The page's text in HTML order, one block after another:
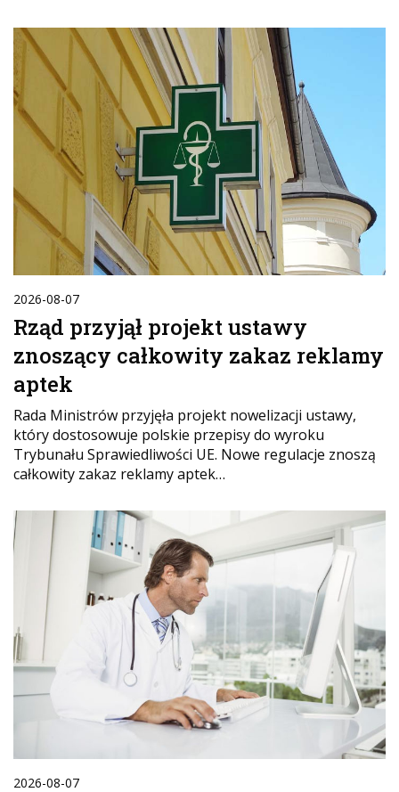
2026-08-07
Rząd przyjął projekt ustawy
znoszący całkowity zakaz reklamy
aptek
Rada Ministrów przyjęła projekt nowelizacji ustawy,
który dostosowuje polskie przepisy do wyroku
Trybunału Sprawiedliwości UE. Nowe regulacje znoszą
całkowity zakaz reklamy aptek…
2026-08-07